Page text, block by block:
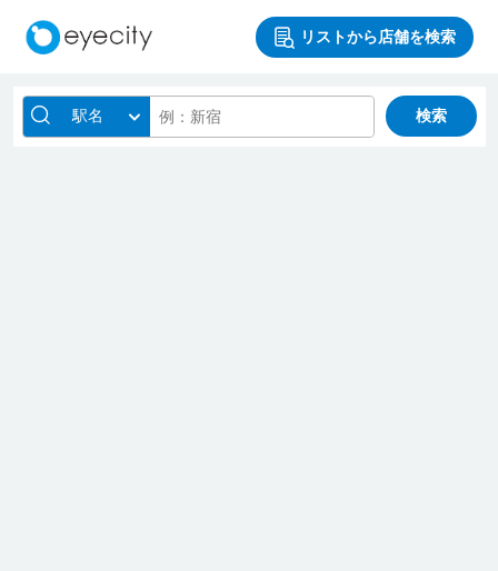
リストから店舗を検索
駅名 検索